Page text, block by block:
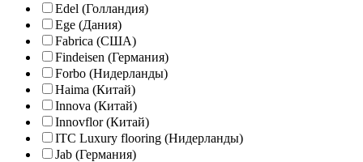
Edel (Голландия)
Ege (Дания)
Fabrica (США)
Findeisen (Германия)
Forbo (Нидерланды)
Haima (Китай)
Innova (Китай)
Innovflor (Китай)
ITC Luxury flooring (Нидерланды)
Jab (Германия)